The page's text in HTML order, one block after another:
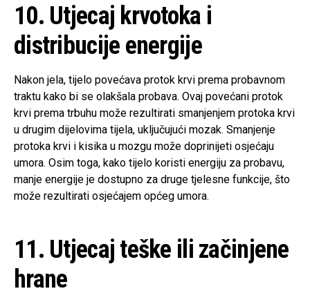
10. Utjecaj krvotoka i
distribucije energije
Nakon jela, tijelo povećava protok krvi prema probavnom
traktu kako bi se olakšala probava. Ovaj povećani protok
krvi prema trbuhu može rezultirati smanjenjem protoka krvi
u drugim dijelovima tijela, uključujući mozak. Smanjenje
protoka krvi i kisika u mozgu može doprinijeti osjećaju
umora. Osim toga, kako tijelo koristi energiju za probavu,
manje energije je dostupno za druge tjelesne funkcije, što
može rezultirati osjećajem općeg umora.
11. Utjecaj teške ili začinjene
hrane